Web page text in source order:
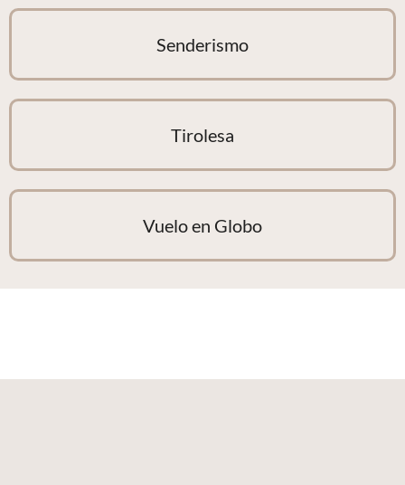
Senderismo
Tirolesa
Vuelo en Globo